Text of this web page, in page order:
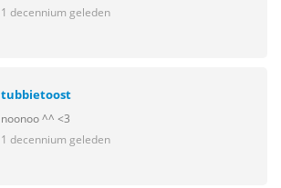
1 decennium geleden
tubbietoost
noonoo ^^ <3
1 decennium geleden